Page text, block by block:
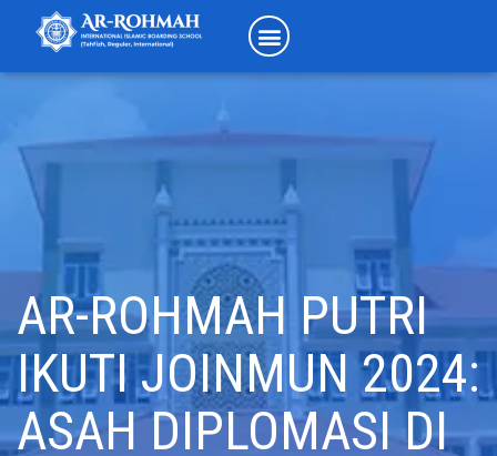
AR-ROHMAH PUTRI
IKUTI JOINMUN 2024:
ASAH DIPLOMASI DI